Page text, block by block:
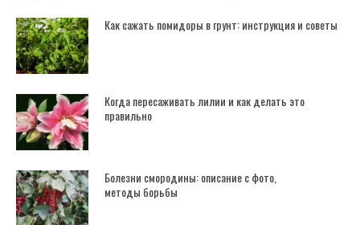
Как сажать помидоры в грунт: инструкция и советы
Когда пересаживать лилии и как делать это
правильно
Болезни смородины: описание с фото,
методы борьбы